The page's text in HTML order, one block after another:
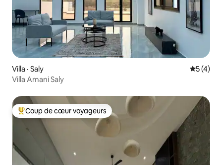
Villa · Saly Note
5 (4)
Villa Amani Saly
Coup de cœur voyageurs parmi les plus aimés
Coup de cœur voyageurs